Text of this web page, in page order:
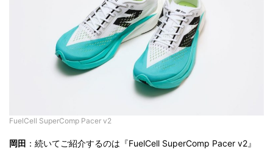
FuelCell SuperComp Pacer v2
岡田 ：続いてご紹介するのは『FuelCell SuperComp Pacer v2』